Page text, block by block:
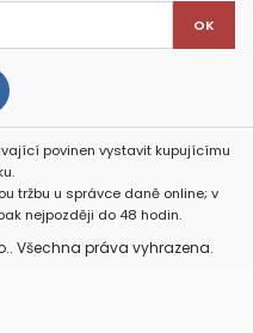
povinen vystavit kupujícímu
tržbu u správce daně online; v
nejpozději do 48 hodin.
Všechna práva vyhrazena.